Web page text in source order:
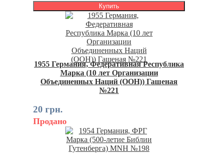
Купить
1955 Германия, Федеративная Республика
Марка (10 лет Организации
Объединенных Наций (ООН)) Гашеная
№221
20 грн.
Продано